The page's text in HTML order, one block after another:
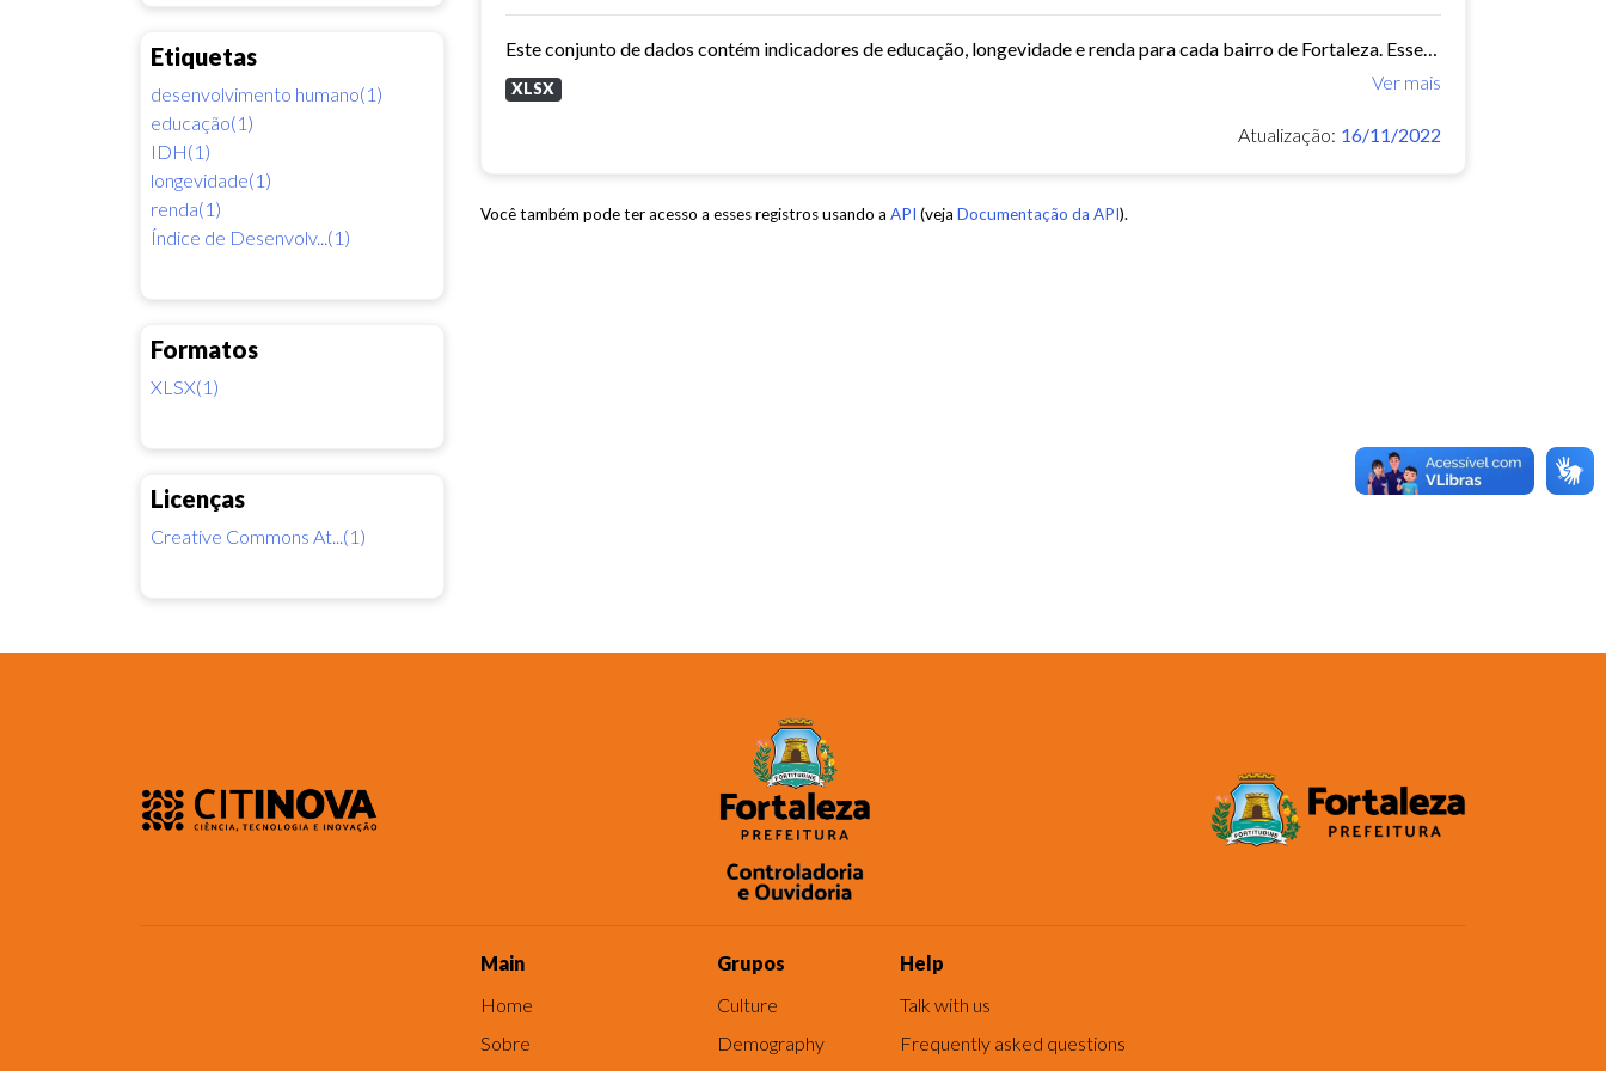
Etiquetas
desenvolvimento humano(1)
educação(1)
IDH(1)
longevidade(1)
renda(1)
Índice de Desenvolv...(1)
Formatos
XLSX(1)
Licenças
Creative Commons At...(1)
Este conjunto de dados contém indicadores de educação, longevidade e renda para cada bairro de Fortaleza. Esses três indicadores juntos formam o Indice de Desenvolvimento Humano...
Ver mais
XLSX
Atualização: 16/11/2022
Você também pode ter acesso a esses registros usando a API (veja Documentação da API).
Main
Home
Sobre
Grupos
Culture
Demography
Help
Talk with us
Frequently asked questions